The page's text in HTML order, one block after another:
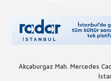
Akçaburgaz Mah. Mercedes